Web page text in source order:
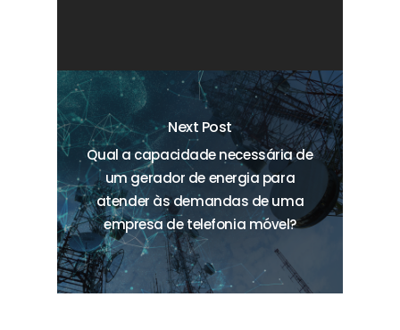
Next Post
Qual a capacidade necessária de
um gerador de energia para
atender às demandas de uma
empresa de telefonia móvel?